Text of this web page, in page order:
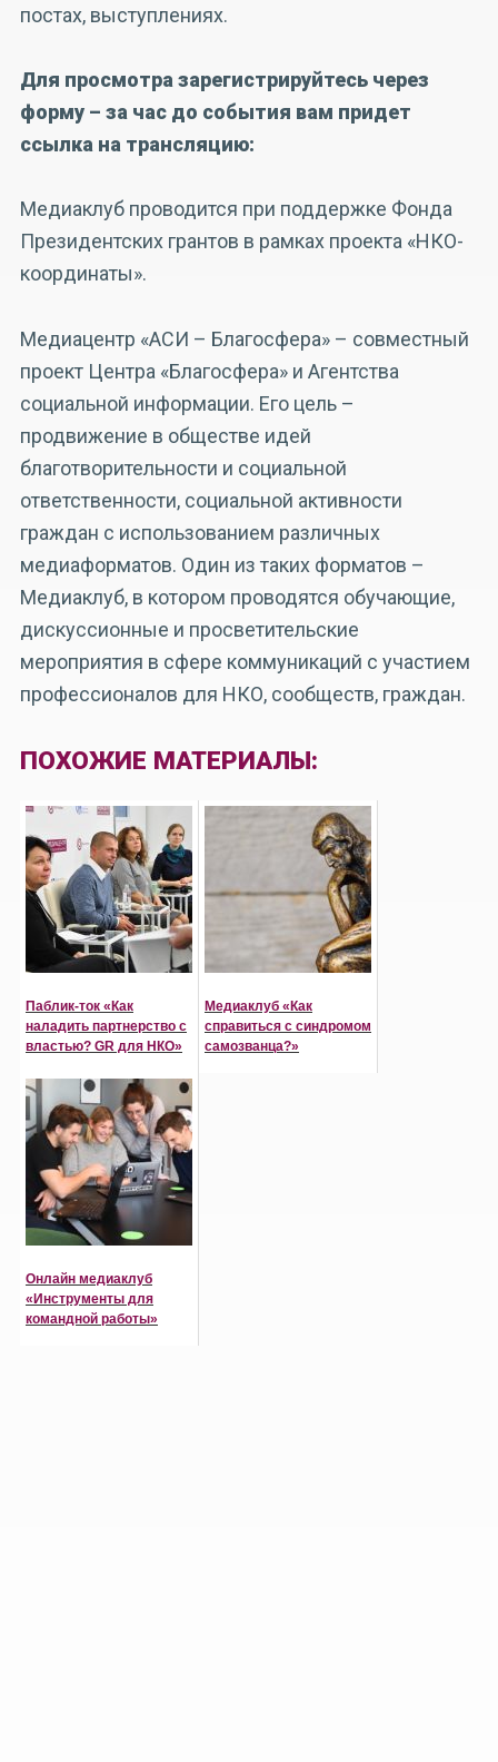
постах, выступлениях.
Для просмотра зарегистрируйтесь через
форму – за час до события вам придет
ссылка на трансляцию:
Медиаклуб проводится при поддержке Фонда
Президентских грантов в рамках проекта «НКО-
координаты».
Медиацентр «АСИ – Благосфера» – совместный
проект Центра «Благосфера» и Агентства
социальной информации. Его цель –
продвижение в обществе идей
благотворительности и социальной
ответственности, социальной активности
граждан с использованием различных
медиаформатов. Один из таких форматов –
Медиаклуб, в котором проводятся обучающие,
дискуссионные и просветительские
мероприятия в сфере коммуникаций с участием
профессионалов для НКО, сообществ, граждан.
ПОХОЖИЕ МАТЕРИАЛЫ:
Паблик-ток «Как
наладить партнерство с
властью? GR для НКО»
Медиаклуб «Как
справиться с синдромом
самозванца?»
Онлайн медиаклуб
«Инструменты для
командной работы»